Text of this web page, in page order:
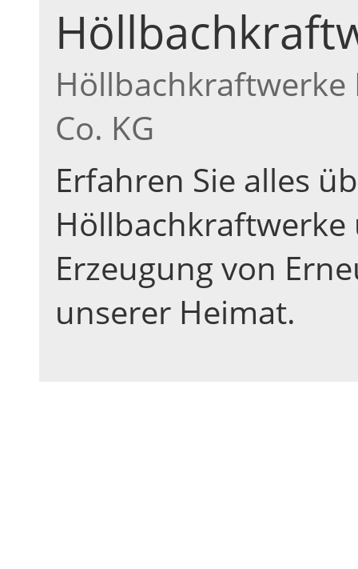
Co. KG
Erfahren Sie alles
Erzeugung von
unserer Heimat.